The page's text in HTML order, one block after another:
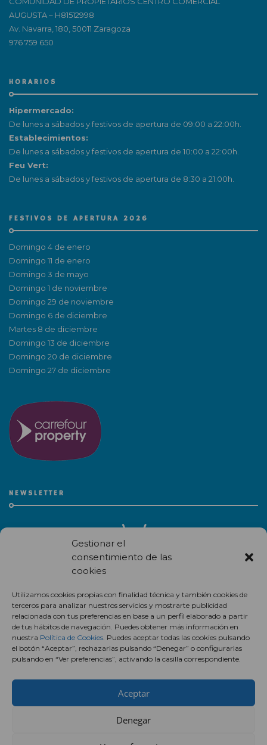
Gestionar el
consentimiento de las
cookies
Utilizamos cookies propias con finalidad técnica y también cookies de
terceros para analizar nuestros servicios y mostrarte publicidad
relacionada con tus preferencias en base a un perfil elaborado a partir
de tus hábitos de navegación. Puedes obtener más información en
nuestra Política de Cookies. Puedes aceptar todas las cookies pulsando
el botón “Aceptar”, rechazarlas pulsando “Denegar” o configurarlas
pulsando en “Ver preferencias”, activando la casilla correspondiente.
Aceptar
Denegar
AUGUSTA – H81512998
Av. Navarra, 180, 50011 Zaragoza
976 759 650
HORARIOS
Hipermercado:
De lunes a sábados y festivos de apertura de 09:00 a 22:00h.
Establecimientos:
De lunes a sábados y festivos de apertura de 10:00 a 22:00h.
Feu Vert:
De lunes a sábados y festivos de apertura de 8:30 a 21:00h.
FESTIVOS DE APERTURA 2026
Domingo 4 de enero
Domingo 11 de enero
Domingo 3 de mayo
Domingo 1 de noviembre
Domingo 29 de noviembre
Domingo 6 de diciembre
Martes 8 de diciembre
Domingo 13 de diciembre
Domingo 20 de diciembre
Domingo 27 de diciembre
NEWSLETTER
centro comercial.
Suscríbete